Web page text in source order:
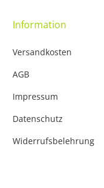
Information
Versandkosten
AGB
Impressum
Datenschutz
Widerrufsbelehrung